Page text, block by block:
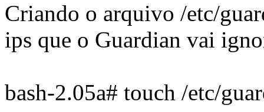
Criando o arquivo /etc/
ips que o Guardian vai
bash-2.05a# touch /etc/